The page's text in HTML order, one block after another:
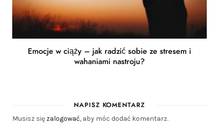
Emocje w ciąży – jak radzić sobie ze stresem i
wahaniami nastroju?
NAPISZ KOMENTARZ
Musisz się zalogować, aby móc dodać komentarz.